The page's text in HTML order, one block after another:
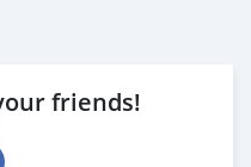
friends!